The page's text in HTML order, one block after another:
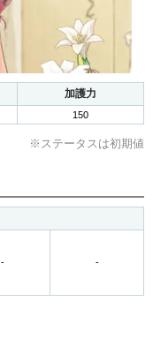
加護力
150
※ステータスは初期値
- -